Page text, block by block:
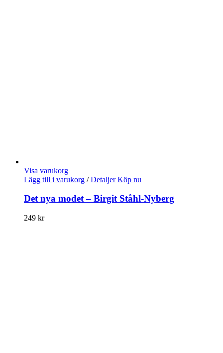
Visa varukorg
Lägg till i varukorg / Detaljer Köp nu
Det nya modet – Birgit Ståhl-Nyberg
249 kr